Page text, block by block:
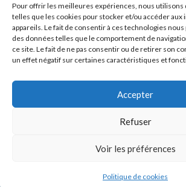
Pour offrir les meilleures expériences, nous utilisons
telles que les cookies pour stocker et/ou accéder aux
appareils. Le fait de consentir à ces technologies
des données telles que le comportement de
ce site. Le fait de ne pas consentir ou de retirer son
un effet négatif sur certaines caractéristiques et
Accepter
Refuser
Voir les préférences
Politique de cookies
Politique de cookies (UE)
YouTube
LinkedIn